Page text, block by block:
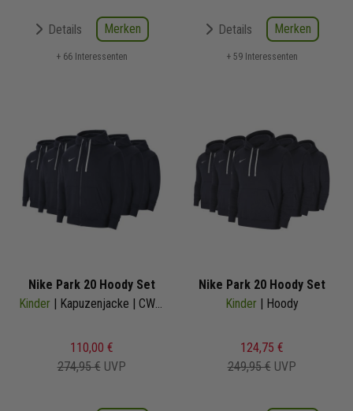
Details Merken
+ 66 Interessenten
Details Merken
+ 59 Interessenten
Nike Park 20 Hoody Set
Kinder | Kapuzenjacke | CW6891-071
110,00 €
274,95 € UVP
Nike Park 20 Hoody Set
Kinder | Hoody
124,75 €
249,95 € UVP